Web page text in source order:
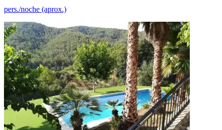
pers./noche (aprox.)